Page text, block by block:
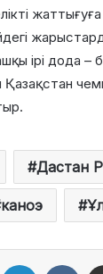
ірі дода –
Дастан
каноэ